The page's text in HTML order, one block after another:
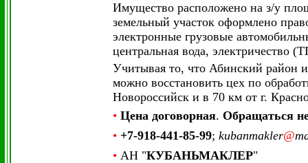
Имущество расположено на з/у
земельный участок оформлено
электронные грузовые
центральная вода, электричество
Учитывая то, что Абинский район
можно восстановить цех по
Новороссийск и в 70 км от г.
• Цена договорная. Обращаться
• +7-918-441-85-99; kubanmakler@
• АН "КУБАНЬМАКЛЕР"